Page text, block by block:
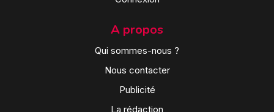
A propos
Qui sommes-nous ?
Nous contacter
Publicité
La rédaction